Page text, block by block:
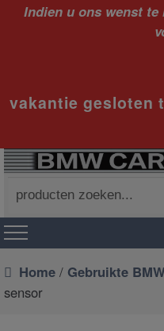
Indien u ons wenst te
vakantie gesloten
naar:
Home / Gebruikte
sensor